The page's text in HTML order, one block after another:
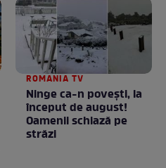
ROMANIA TV
Ninge ca-n povești, la
început de august!
Oamenii schiază pe
străzi